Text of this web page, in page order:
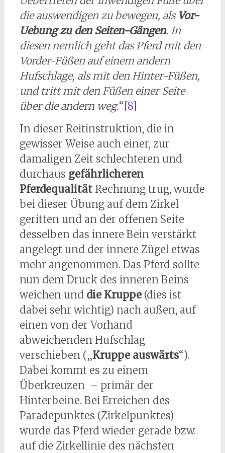
die auswendigen zu bewegen, als Vor-
Uebung zu den Seiten-Gängen. In
diesen nemlich geht das Pferd mit den
Vorder-Füßen auf einem andern
Hufschlage, als mit den Hinter-Füßen,
und tritt mit den Füßen einer Seite
über die andern weg.“[8]
In dieser Reitinstruktion, die in
gewisser Weise auch einer, zur
damaligen Zeit schlechteren und
durchaus gefährlicheren
PferdequalitätRechnung trug, wurde
bei dieser Übung auf dem Zirkel
geritten und an der offenen Seite
desselben das innere Bein verstärkt
angelegt und der innere Zügel etwas
mehr angenommen. Das Pferd sollte
nun dem Druck des inneren Beins
weichen und die Kruppe(dies ist
dabei sehr wichtig) nach außen, auf
einen von der Vorhand
abweichenden Hufschlag
verschieben („Kruppe auswärts“).
Dabei kommt es zu einem
Überkreuzen – primär der
Hinterbeine. Bei Erreichen des
Paradepunktes (Zirkelpunktes)
wurde das Pferd wieder gerade bzw.
auf die Zirkellinie des nächsten